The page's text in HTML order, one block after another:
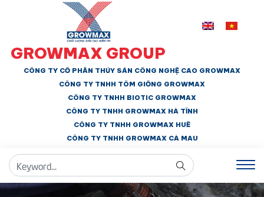
GROWMAX GROUP
CÔNG TY CỔ PHẦN THỦY SẢN CÔNG NGHỆ CAO GROWMAX
CÔNG TY TNHH TÔM GIỐNG GROWMAX
CÔNG TY TNHH BIOTIC GROWMAX
CÔNG TY TNHH GROWMAX HÀ TĨNH
CÔNG TY TNHH GROWMAX HUẾ
CÔNG TY TNHH GROWMAX CÀ MAU